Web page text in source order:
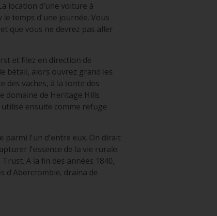
location d’une voiture à
temps d'une journée. Vous
que vous ne devrez pas aller
et filez en direction de
bétail, alors ouvrez grand les
des vaches, à la tonte des
domaine de Heritage Hills
ensuite comme refuge
parmi l'un d'entre eux. On dirait
l'essence de la vie rurale.
A la fin des années 1840,
d'Abercrombie, draina de